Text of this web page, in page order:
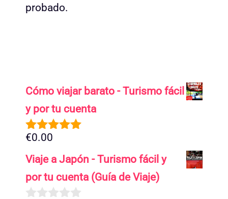
probado.
Cómo viajar barato - Turismo fácil
y por tu cuenta
5.00de 5
€0.00
Viaje a Japón - Turismo fácil y
por tu cuenta (Guía de Viaje)